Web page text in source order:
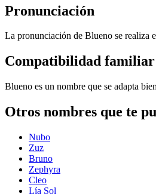
Pronunciación
La pronunciación de Blueno se realiza
Compatibilidad familiar
Blueno es un nombre que se adapta
Otros nombres que te
Nubo
Zuz
Bruno
Zephyra
Cleo
Lía Sol